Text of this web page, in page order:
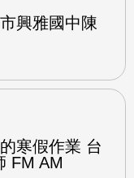
興雅國中陳
寒假作業 台
FM AM